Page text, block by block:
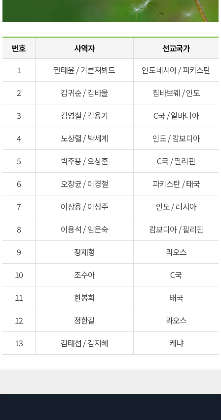
번호 사역자
선교국가
1
권태윤 / 기른져뵈드
인도네시아 / 파키스탄
2
김귀순 / 김바울
짐바브웨 / 인도
3
김영철 / 김용기
C국 / 알바니아
4
노상렬 / 박세계
인도 / 캄보디아
5
박주용 / 오상훈
C국 / 필리핀
6
오창균 / 이경철
파키스탄 / 태국
7
이상용 / 이성주
인도 / 러시아
8
이용석 / 임은숙
캄보디아 / 필리핀
9
정재형
라오스
10
조수아
C국
11
한봉희
태국
12
정한길
라오스
13
김태섭 / 김지혜 케냐